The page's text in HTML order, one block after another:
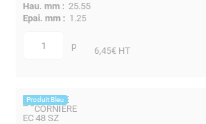
25.55
1.25
quantité p 6,45€ HT
Produit Bleu